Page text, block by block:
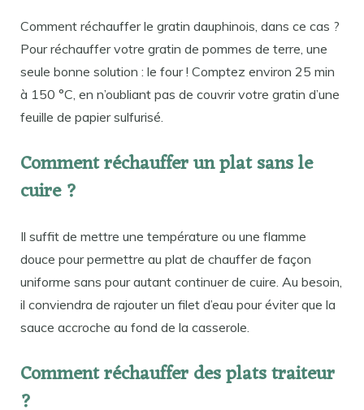
Comment réchauffer le gratin dauphinois, dans ce cas ?
Pour réchauffer votre gratin de pommes de terre, une
seule bonne solution : le four ! Comptez environ 25 min
à 150 °C, en n’oubliant pas de couvrir votre gratin d’une
feuille de papier sulfurisé.
Comment réchauffer un plat sans le
cuire ?
Il suffit de mettre une température ou une flamme
douce pour permettre au plat de chauffer de façon
uniforme sans pour autant continuer de cuire. Au besoin,
il conviendra de rajouter un filet d’eau pour éviter que la
sauce accroche au fond de la casserole.
Comment réchauffer des plats traiteur
?